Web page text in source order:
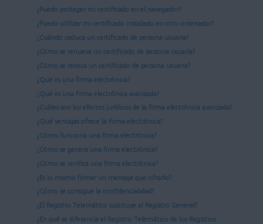
¿Puedo proteger mi certificado en el navegador?
¿Puedo utilizar mi certificado instalado en otro ordenador?
¿Cuándo caduca un certificado de persona usuaria?
¿Cómo se renueva un certificado de persona usuaria?
¿Cómo se revoca un certificado de persona usuaria?
¿Qué es una firma electrónica?
¿Qué es una firma electrónica avanzada?
¿Cuáles son los efectos jurídicos de la firma electrónica avanzada?
¿Qué ventajas ofrece la firma electrónica?
¿Cómo funciona una firma electrónica?
¿Cómo se genera una firma electrónica?
¿Cómo se verifica una firma electrónica?
¿Es lo mismo firmar un mensaje que cifrarlo?
¿Cómo se consigue la confidencialidad?
¿El Registro Telemático sustituye al Registro General?
¿En qué se diferencia el Registro Telemático de los Registros